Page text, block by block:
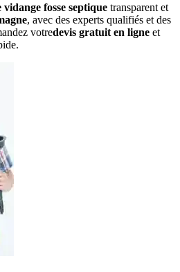
vidange fosse septique transparent et
, avec des experts qualifiés et des
votredevis gratuit en ligne et